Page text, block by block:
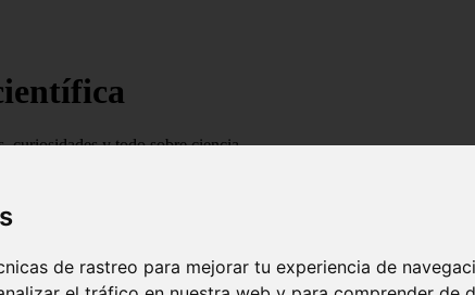
de rastreo para mejorar tu experiencia de
curiosidades y todo sobre ciencia